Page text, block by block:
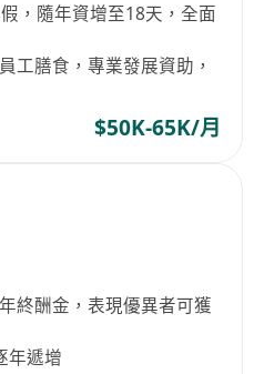
，隨年資增至18天，全面
工膳食，專業發展資助，
$50K-65K/月
終酬金，表現優異者可獲
年遞增